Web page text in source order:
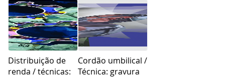
Distribuição de
renda / técnicas:
Cordão umbilical /
Técnica: gravura